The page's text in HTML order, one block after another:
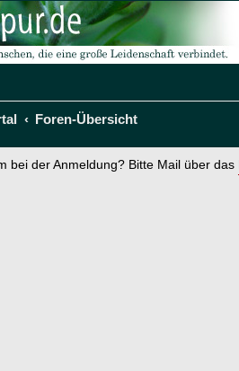
Foren-Übersicht
bei der Anmeldung? Bitte Mail über das